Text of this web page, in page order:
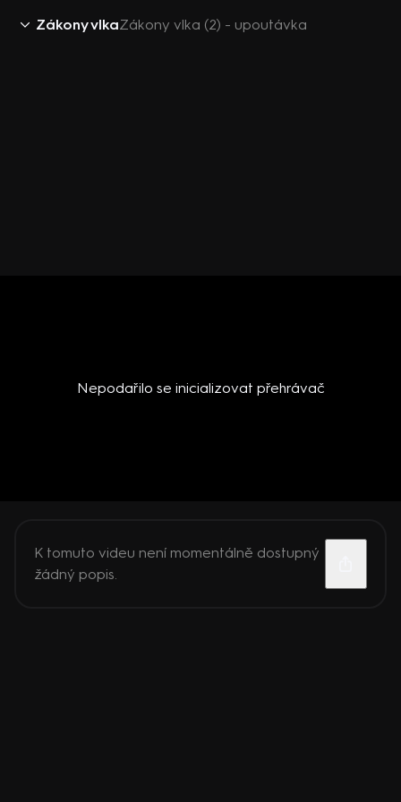
Zákony vlkaZákony vlka (2) - upoutávka
Nepodařilo se inicializovat přehrávač
K tomuto videu není momentálně dostupný
žádný popis.